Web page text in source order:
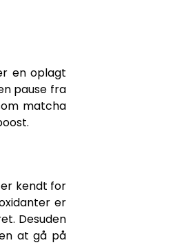
en oplagt
pause fra
matcha
kendt for
er
Desuden
at gå på